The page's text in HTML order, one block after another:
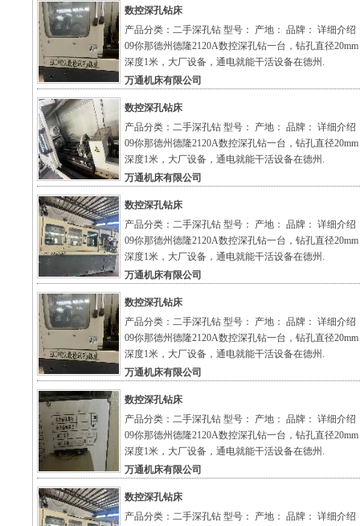
数控深孔钻床
产品分类：二手深孔钻 型号： 产地： 品牌： 详细介绍
09你那德州德隆2120A数控深孔钻一台，钻孔直径
深度1米，大厂设备，通电就能干活设备在德州.
万通机床有限公司
数控深孔钻床
产品分类：二手深孔钻 型号： 产地： 品牌： 详细介绍
09你那德州德隆2120A数控深孔钻一台，钻孔直径
深度1米，大厂设备，通电就能干活设备在德州.
万通机床有限公司
数控深孔钻床
产品分类：二手深孔钻 型号： 产地： 品牌： 详细介绍
09你那德州德隆2120A数控深孔钻一台，钻孔直径
深度1米，大厂设备，通电就能干活设备在德州.
万通机床有限公司
数控深孔钻床
产品分类：二手深孔钻 型号： 产地： 品牌： 详细介绍
09你那德州德隆2120A数控深孔钻一台，钻孔直径
深度1米，大厂设备，通电就能干活设备在德州.
万通机床有限公司
数控深孔钻床
产品分类：二手深孔钻 型号： 产地： 品牌： 详细介绍
09你那德州德隆2120A数控深孔钻一台，钻孔直径
深度1米，大厂设备，通电就能干活设备在德州.
万通机床有限公司
数控深孔钻床
产品分类：二手深孔钻 型号： 产地： 品牌： 详细介绍